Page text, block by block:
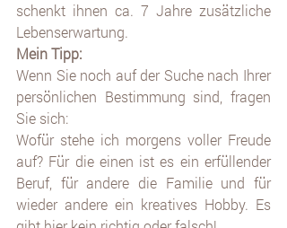
schenkt ihnen ca. 7 Jahre zusätzliche
Lebenserwartung.
Mein Tipp:
Wenn Sie noch auf der Suche nach Ihrer
persönlichen Bestimmung sind, fragen
Sie sich:
Wofür stehe ich morgens voller Freude
auf? Für die einen ist es ein erfüllender
Beruf, für andere die Familie und für
wieder andere ein kreatives Hobby. Es